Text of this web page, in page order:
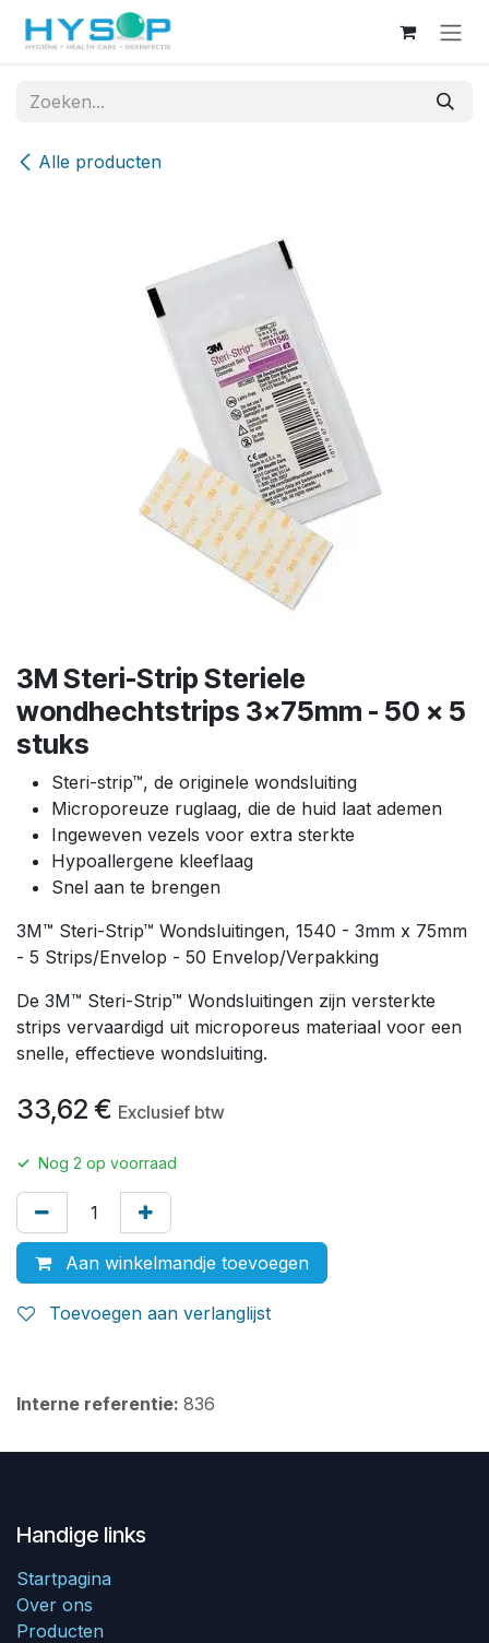
Overslaan naar inhoud
Alle producten
3M Steri-Strip Steriele
wondhechtstrips 3x75mm - 50 x 5
stuks
Steri-strip™, de originele wondsluiting
Microporeuze ruglaag, die de huid laat ademen
Ingeweven vezels voor extra sterkte
Hypoallergene kleeflaag
Snel aan te brengen
3M™ Steri-Strip™ Wondsluitingen, 1540 - 3mm x 75mm
- 5 Strips/Envelop - 50 Envelop/Verpakking
De 3M™ Steri-Strip™ Wondsluitingen zijn versterkte
strips vervaardigd uit microporeus materiaal voor een
snelle, effectieve wondsluiting.
33,62 € Exclusief btw
✓ Nog 2 op voorraad
Aan winkelmandje toevoegen
Toevoegen aan verlanglijst
Interne referentie: 836
Handige links
Startpagina
Over ons
Producten